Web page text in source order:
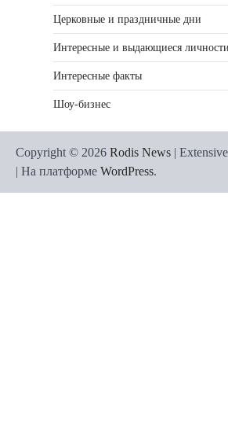
Церковные и праздничные дни
Интересные и выдающиеся личности
Интересные факты
Шоу-бизнес
Copyright © 2026 Rodis News |
| На платформе WordPress.